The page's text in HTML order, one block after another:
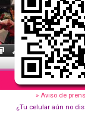
» Aviso de
¿Tu celular aún no